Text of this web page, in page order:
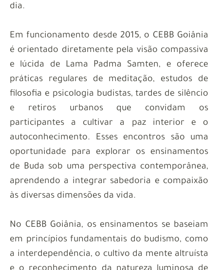
dia.
Em funcionamento desde 2015, o CEBB Goiânia
é orientado diretamente pela visão compassiva
e lúcida de Lama Padma Samten, e oferece
práticas regulares de meditação, estudos de
filosofia e psicologia budistas, tardes de silêncio
e retiros urbanos que convidam os
participantes a cultivar a paz interior e o
autoconhecimento. Esses encontros são uma
oportunidade para explorar os ensinamentos
de Buda sob uma perspectiva contemporânea,
aprendendo a integrar sabedoria e compaixão
às diversas dimensões da vida.
No CEBB Goiânia, os ensinamentos se baseiam
em princípios fundamentais do budismo, como
a interdependência, o cultivo da mente altruísta